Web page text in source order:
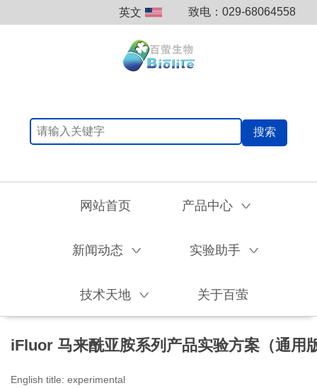
英文 致电：029-68064558
搜索
网站首页 产品中心 V
新闻动态 V 实验助手 V
技术天地 V 关于百萤
iFluor 马来酰亚胺系列产品实验方案（通用
English title: experimental